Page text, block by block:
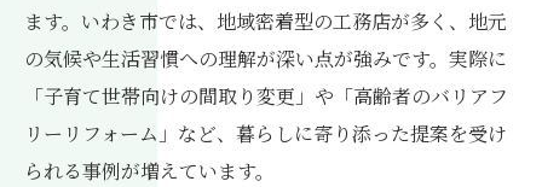
ます。いわき市では、地域密着型の工務店が多く、地元
の気候や生活習慣への理解が深い点が強みです。実際に
「子育て世帯向けの間取り変更」や「高齢者のバリアフ
リーリフォーム」など、暮らしに寄り添った提案を受け
られる事例が増えています。